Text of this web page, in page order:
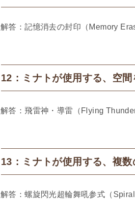
解答：記憶消去の封印（Memory
12：ミナトが使用する、空
解答：飛雷神・導雷（Flying
13：ミナトが使用する、複
解答：螺旋閃光超輪舞吼参式（